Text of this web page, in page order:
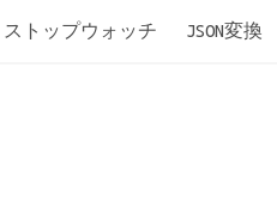
ストップウォッチ JSON変換